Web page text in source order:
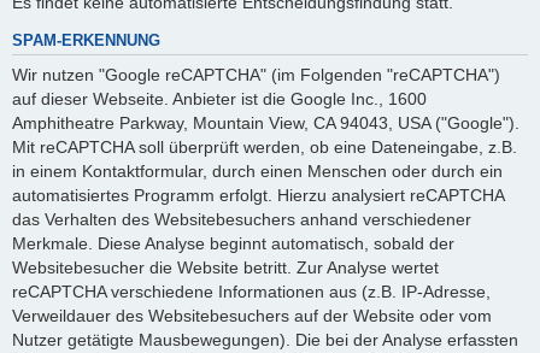
SPAM-ERKENNUNG
Wir nutzen "Google reCAPTCHA" (im Folgenden "reCAPTCHA")
auf dieser Webseite. Anbieter ist die Google Inc., 1600
Amphitheatre Parkway, Mountain View, CA 94043, USA ("Google").
Mit reCAPTCHA soll überprüft werden, ob eine Dateneingabe, z.B.
in einem Kontaktformular, durch einen Menschen oder durch ein
automatisiertes Programm erfolgt. Hierzu analysiert reCAPTCHA
das Verhalten des Websitebesuchers anhand verschiedener
Merkmale. Diese Analyse beginnt automatisch, sobald der
Websitebesucher die Website betritt. Zur Analyse wertet
reCAPTCHA verschiedene Informationen aus (z.B. IP-Adresse,
Verweildauer des Websitebesuchers auf der Website oder vom
Nutzer getätigte Mausbewegungen). Die bei der Analyse erfassten